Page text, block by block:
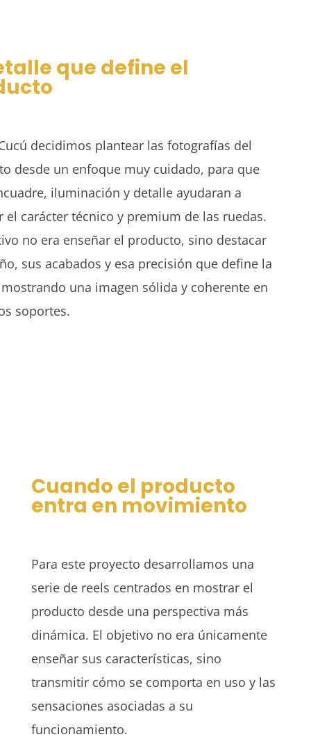
que define el
decidimos plantear las fotografías del
desde un enfoque muy cuidado, para que
iluminación y detalle ayudaran a
el carácter técnico y premium de las ruedas.
no era enseñar el producto, sino destacar
sus acabados y esa precisión que define la
una imagen sólida y coherente en
soportes.
Cuando el producto
entra en movimiento
Para este proyecto desarrollamos una
serie de reels centrados en mostrar el
producto desde una perspectiva más
dinámica. El objetivo no era únicamente
enseñar sus características, sino
transmitir cómo se comporta en uso y las
sensaciones asociadas a su
funcionamiento.